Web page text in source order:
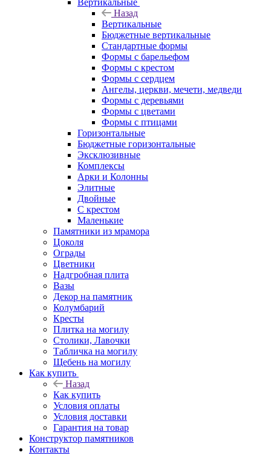
Вертикальные
Назад
Вертикальные
Бюджетные вертикальные
Стандартные формы
Формы с барельефом
Формы с крестом
Формы с сердцем
Ангелы, церкви, мечети, медведи
Формы с деревьями
Формы с цветами
Формы с птицами
Горизонтальные
Бюджетные горизонтальные
Эксклюзивные
Комплексы
Арки и Колонны
Элитные
Двойные
С крестом
Маленькие
Памятники из мрамора
Цоколя
Ограды
Цветники
Надгробная плита
Вазы
Декор на памятник
Колумбарий
Кресты
Плитка на могилу
Столики, Лавочки
Табличка на могилу
Щебень на могилу
Как купить
Назад
Как купить
Условия оплаты
Условия доставки
Гарантия на товар
Конструктор памятников
Контакты